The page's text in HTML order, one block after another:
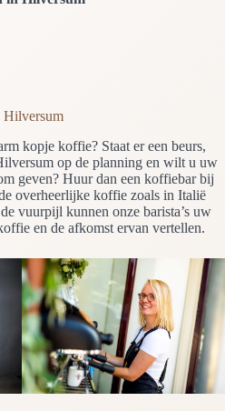
Hilversum
kopje koffie? Staat er een beurs,
op de planning en wilt u uw
geven? Huur dan een koffiebar bij
overheerlijke koffie zoals in Italië
vuurpijl kunnen onze barista’s uw
en de afkomst ervan vertellen.